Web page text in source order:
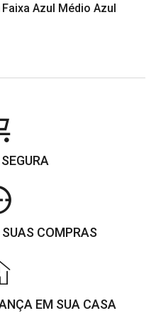
Azul Médio Azul
COMPRAS
EM SUA CASA